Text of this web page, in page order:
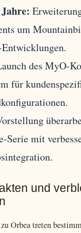
um
des MyO-
für
Serie mit
und
Orbea treten